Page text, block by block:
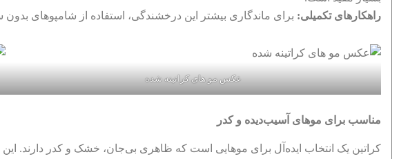
راهکارهای تکمیلی: برای ماندگاری بیشتر این درخشندگی، استفاده از شامپوهای
عکس مو های کراتینه شده
مناسب برای موهای آسیب‌دیده و کدر
کراتین یک انتخاب ایده‌آل برای موهایی است که ظاهری بی‌جان، خشک و کدر دارند.